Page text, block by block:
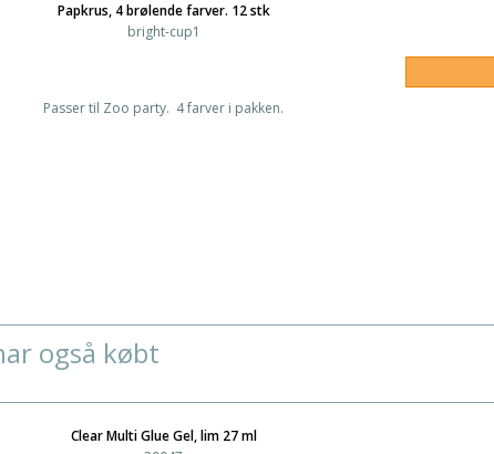
Papkrus, 4 brølende farver. 12 stk
bright-cup1
Passer til Zoo party. 4 farver i pakken.
også købt
Clear Multi Glue Gel, lim 27 ml